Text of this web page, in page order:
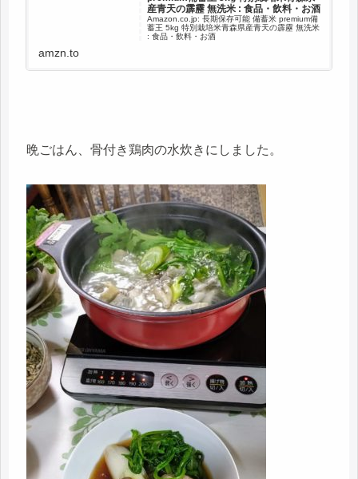
産青天の霹靂 無洗米 : 食品・飲料・お酒
Amazon.co.jp: 長期保存可能 備蓄米 premium備
蓄王 5kg 特別栽培米青森県産青天の霹靂 無洗米
: 食品・飲料・お酒
amzn.to
晩ごはん、骨付き鶏肉の水炊きにしました。